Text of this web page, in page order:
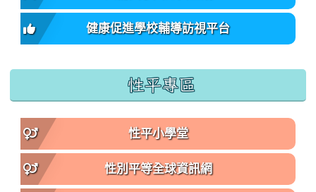
健康促進學校輔導訪視平台
性平專區
性平小學堂
性別平等全球資訊網